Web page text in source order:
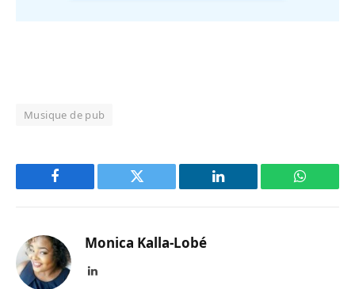
Musique de pub
Facebook Twitter LinkedIn
Monica Kalla-Lobé
LinkedIn